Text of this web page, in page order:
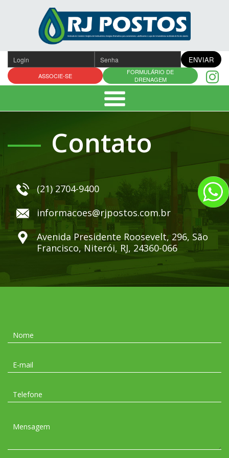
conteúdo
ENVIAR
ASSOCIE-SE
FORMULÁRIO DE
DRENAGEM
Contato
(21) 2704-9400
informacoes@rjpostos.com.br
Avenida Presidente Roosevelt, 296, São
Francisco, Niterói, RJ, 24360-066